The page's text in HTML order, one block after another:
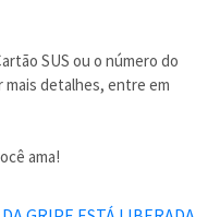
SUS ou o número do
mais detalhes, entre em
ama!